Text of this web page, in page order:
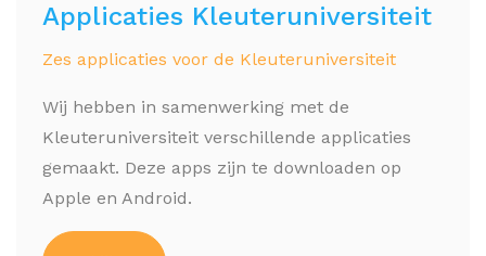
Applicaties Kleuteruniversiteit
Zes applicaties voor de Kleuteruniversiteit
Wij hebben in samenwerking met de
Kleuteruniversiteit verschillende applicaties
gemaakt. Deze apps zijn te downloaden op
Apple en Android.